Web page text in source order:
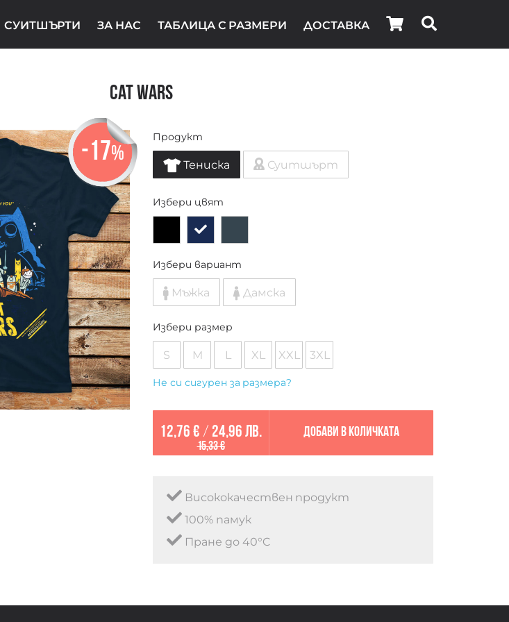
СУИТШЪРТИ ЗА НАС ТАБЛИЦА С РАЗМЕРИ ДОСТАВКА
Cat Wars
-17%
Продукт
Тениска Суитшърт
Избери цвят
Избери вариант
Мъжка Дамска
Избери размер
S M L XL XXL 3XL
Не си сигурен за размера?
12,76 € / 24,96 лв.
15,33 €
Добави в количката
Висококачествен продукт
100% памук
Пране до 40°C